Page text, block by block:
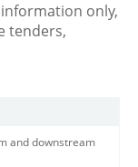
only,
tenders,
and downstream